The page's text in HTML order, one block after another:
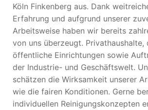
Köln Finkenberg aus. Dank
Erfahrung und aufgrund unserer
Arbeitsweise haben wir bereits
von uns überzeugt. Privathaushalte,
öffentliche Einrichtungen sowie
der Industrie- und Geschäftswelt.
schätzen die Wirksamkeit unserer
wie die fairen Konditionen. Gerne
individuellen Reinigungskonzepten